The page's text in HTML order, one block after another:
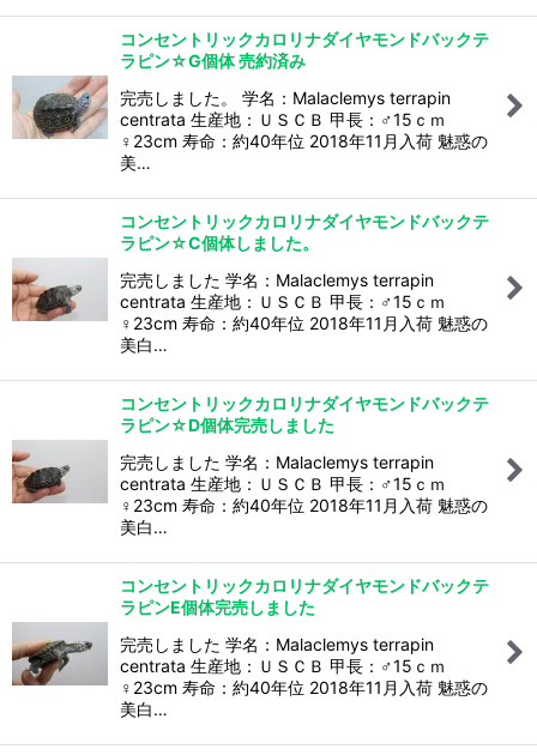
コンセントリックカロリナダイヤモンドバックテ
ラピン☆G個体 売約済み
完売しました。 学名：Malaclemys terrapin
centrata 生産地：ＵＳＣＢ 甲長：♂15ｃｍ
♀23cm 寿命：約40年位 2018年11月入荷 魅惑の
美…
コンセントリックカロリナダイヤモンドバックテ
ラピン☆C個体しました。
完売しました 学名：Malaclemys terrapin
centrata 生産地：ＵＳＣＢ 甲長：♂15ｃｍ
♀23cm 寿命：約40年位 2018年11月入荷 魅惑の
美白…
コンセントリックカロリナダイヤモンドバックテ
ラピン☆D個体完売しました
完売しました 学名：Malaclemys terrapin
centrata 生産地：ＵＳＣＢ 甲長：♂15ｃｍ
♀23cm 寿命：約40年位 2018年11月入荷 魅惑の
美白…
コンセントリックカロリナダイヤモンドバックテ
ラピンE個体完売しました
完売しました 学名：Malaclemys terrapin
centrata 生産地：ＵＳＣＢ 甲長：♂15ｃｍ
♀23cm 寿命：約40年位 2018年11月入荷 魅惑の
美白…